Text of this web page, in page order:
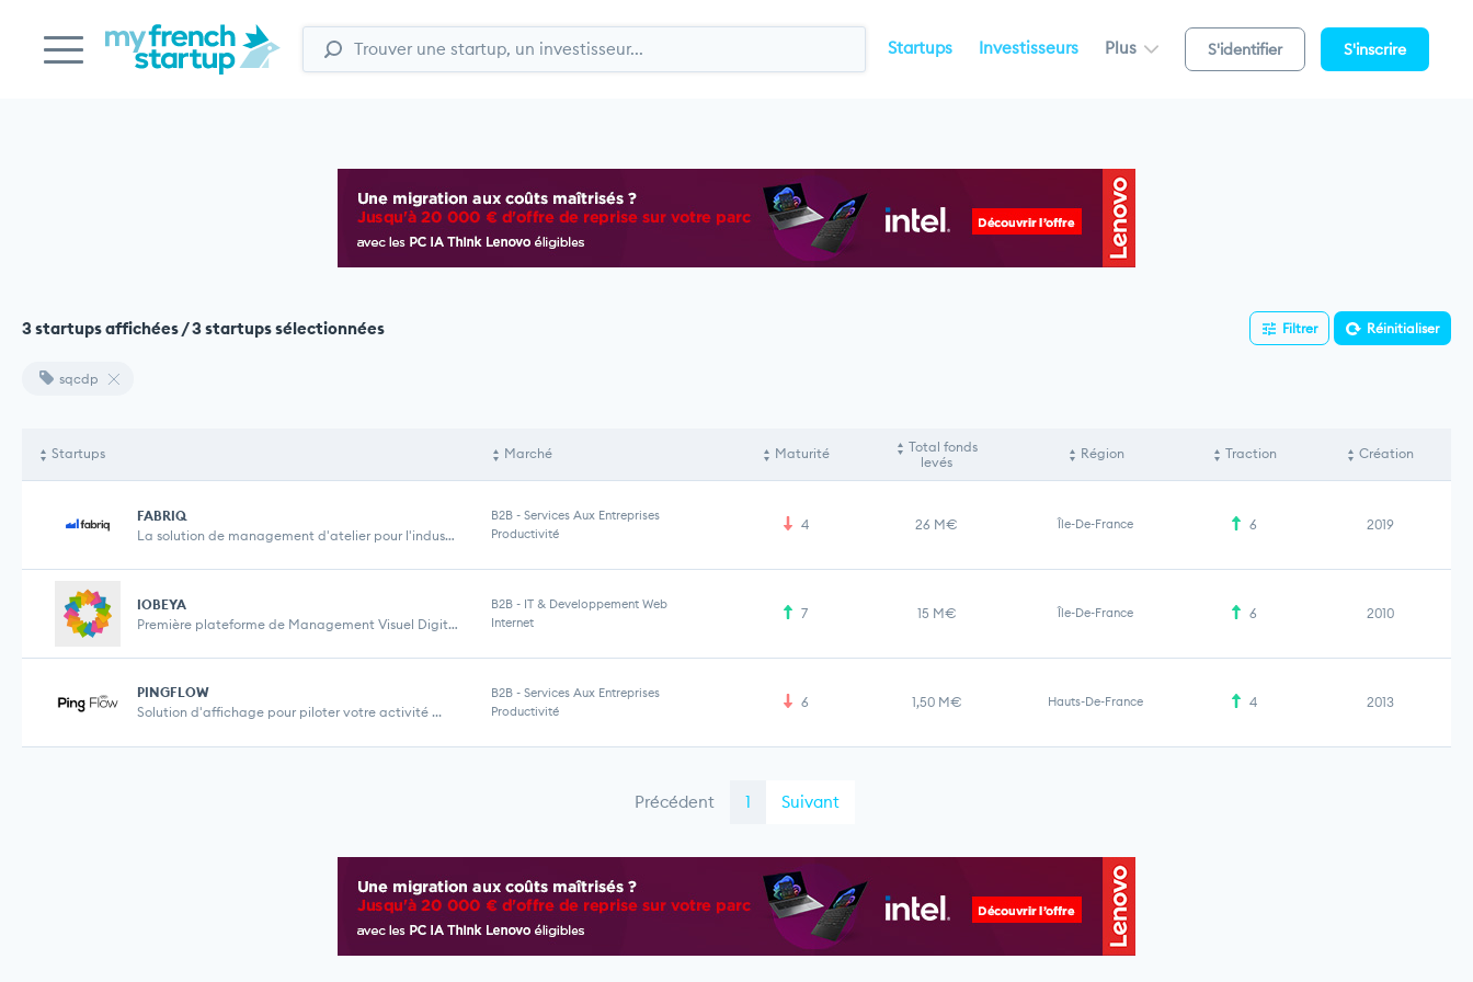
Startups Investisseurs Plus S'identifier S'inscrire
3 startups affichées / 3 startups sélectionnées Filtrer Réinitialiser
sqcdp
Startups Marché Maturité
Total fonds
levés
Région Traction Création
FABRIQ
La solution de management d'atelier pour l'industr...
B2B - Services Aux Entreprises
Productivité
4 26 M€ Île-De-France 6 2019
IOBEYA
Première plateforme de Management Visuel Digital ...
B2B - IT & Developpement Web
Internet
7 15 M€ Île-De-France 6 2010
PINGFLOW
Solution d'affichage pour piloter votre activité ...
B2B - Services Aux Entreprises
Productivité
6 1,50 M€ Hauts-De-France 4 2013
Précédent 1 Suivant